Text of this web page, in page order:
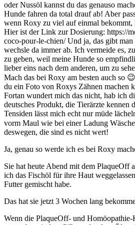
oder Nussöl kannst du das genauso
Hunde fahren da total drauf ab! Aber
wenn Roxy zu viel auf einmal
Hier ist der Link zur Dosierung: https://
coco-pour-le-chien/ Und ja, das gibt
wechsle da immer ab. Ich vermeide es,
zu geben, weil meine Hunde so
lieber eins nach dem anderen, um zu
Mach das bei Roxy am besten auch so
du ein Foto von Roxys Zähnen machen
Fortan wundert mich das nicht, hab ich
deutsches Produkt, die Tierärzte kennen
Tensiden lässt mich echt nur müde
vorm Maul wie bei einer Ladung
deswegen, die sind es nicht wert!
Ja, genau so werde ich es bei Roxy
Sie hat heute Abend mit dem PlaqueOff
ich das Fischöl für ihre Haut
Futter gemischt habe.
Das hat sie jetzt 3 Wochen lang
Wenn die PlaqueOff- und